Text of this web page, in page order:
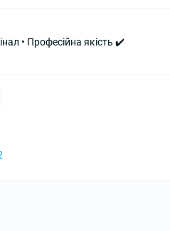
• Професійна якість ✔️